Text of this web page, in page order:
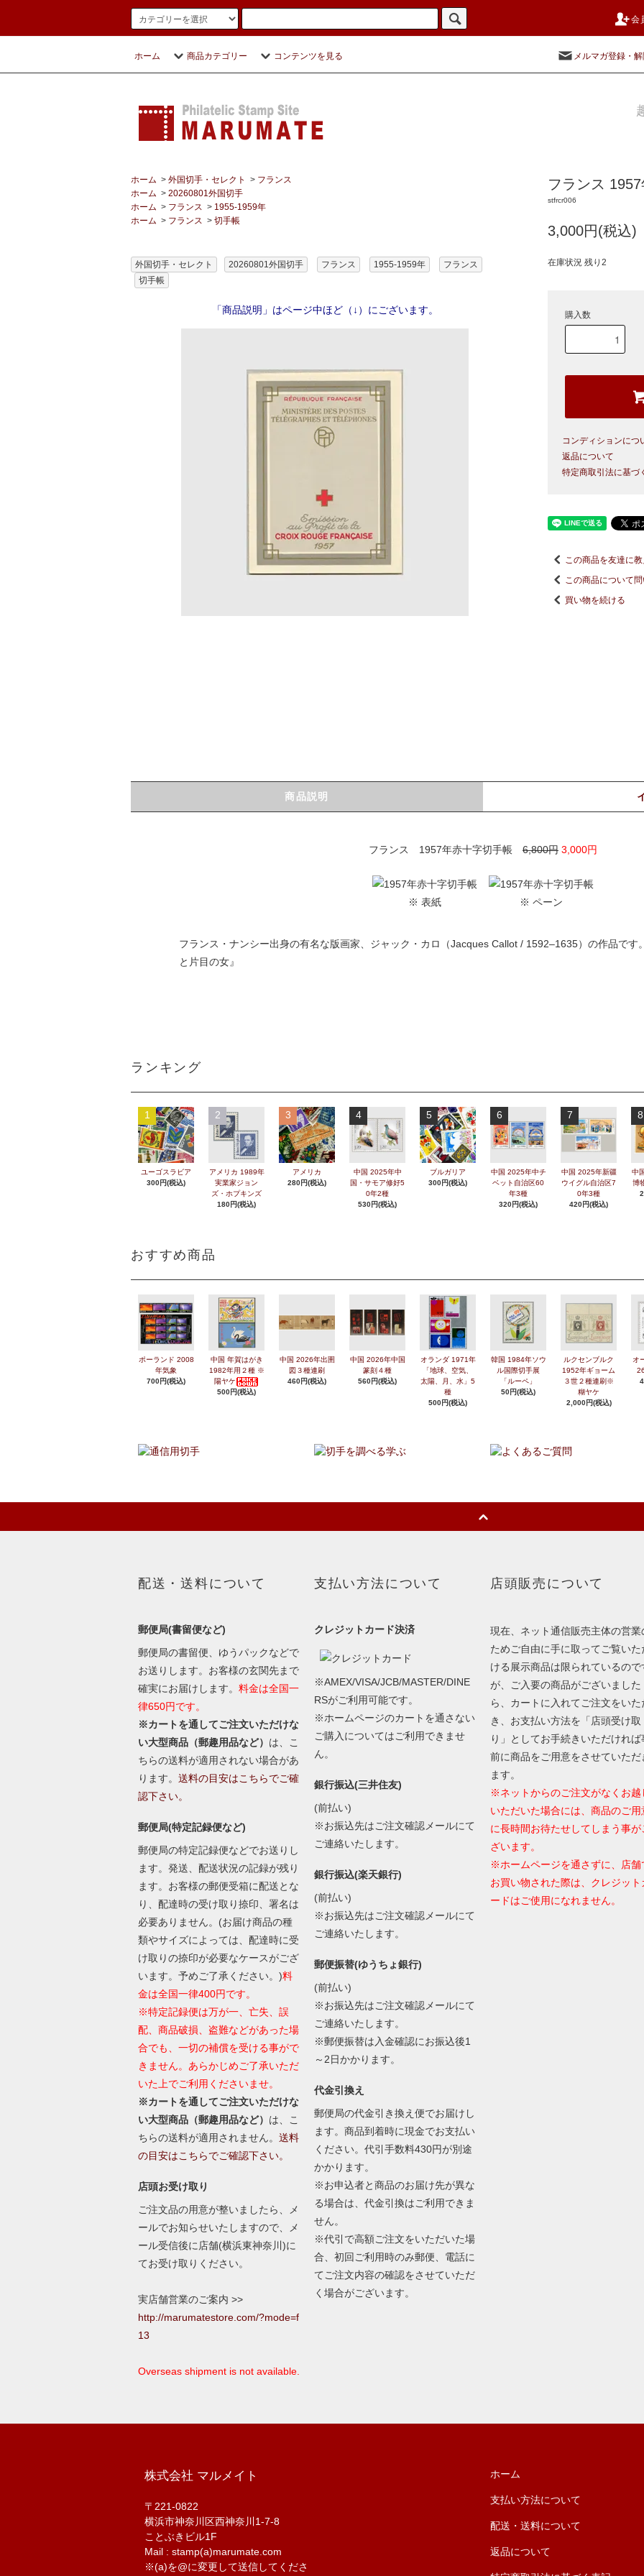
会
ホーム 商品カテゴリー コンテンツを見る メルマガ登録・
ホーム > 外国切手・セレクト > フランス
ホーム > 20260801外国切手
ホーム > フランス > 1955-1959年
ホーム > フランス > 切手帳
外国切手・セレクト 20260801外国切手 フランス 1955-1959年
フランス
切手帳
「商品説明」はページ中ほど（↓）にございます。
フランス
stfrcr006
3,000円(税込)
在庫状況 残り2
購入数
コンディションにつ
返品について
特定商取引法に基づ
この商品を友達に教
この商品について
買い物を続ける
商品説明
フランス 1957年赤十字切手帳 6,800円 3,000円
※ 表紙 ※ ペーン
フランス・ナンシー出身の有名な版画家、ジャック・カロ（Jacques Callot / 1592–1635）の作品で
と片目の女』
ランキング
1
ユーゴスラビア
300円(税込)
2
アメリカ 1989年
実業家ジョン
ズ・ホプキンズ
180円(税込)
3
アメリカ
280円(税込)
4
中国 2025年中
国・サモア修好5
0年2種
530円(税込)
5
ブルガリア
300円(税込)
6
中国 2025年中チ
ベット自治区60
年3種
320円(税込)
7
中国 2025年新疆
ウイグル自治区7
0年3種
420円(税込)
8
中
博
おすすめ商品
ポーランド 2008
年気象
700円(税込)
中国 年賀はがき
1982年用２種 ※
陽ヤケ
500円(税込)
中国 2026年出圉
図３種連刷
460円(税込)
中国 2026年中国
篆刻４種
560円(税込)
オランダ 1971年
「地球、空気、
太陽、月、水」5
種
500円(税込)
韓国 1984年ソウ
ル国際切手展
「ルーペ」
50円(税込)
ルクセンブルク
1952年ギョーム
３世２種連刷※
糊ヤケ
2,000円(税込)
オ
配送・送料について
郵便局(書留便など)
郵便局の書留便、ゆうパックなどで
お送りします。お客様の玄関先まで
確実にお届けします。 料金は全国一
律650円です。
※カートを通してご注文いただけな
い大型商品（郵趣用品など） は、こ
ちらの送料が適用されない場合があ
ります。 送料の目安はこちらでご確
認下さい。
郵便局(特定記録便など)
郵便局の特定記録便などでお送りし
ます。発送、配送状況の記録が残り
ます。お客様の郵便受箱に配送とな
り、配達時の受け取り捺印、署名は
必要ありません。(お届け商品の種
類やサイズによっては、配達時に受
け取りの捺印が必要なケースがござ
います。予めご了承ください。)料
金は全国一律400円です。
※特定記録便は万が一、亡失、誤
配、商品破損、盗難などがあった場
合でも、一切の補償を受ける事がで
きません。あらかじめご了承いただ
いた上でご利用くださいませ。
※カートを通してご注文いただけな
い大型商品（郵趣用品など） は、こ
ちらの送料が適用されません。 送料
の目安はこちらでご確認下さい。
店頭お受け取り
ご注文品の用意が整いましたら、メ
ールでお知らせいたしますので、メ
ール受信後に店舗(横浜東神奈川)に
てお受け取りください。
実店舗営業のご案内 >>
http://marumatestore.com/?mode=f
13
Overseas shipment is not available.
支払い方法について
クレジットカード決済
※AMEX/VISA/JCB/MASTER/DINE
RSがご利用可能です。
※ホームページのカートを通さない
ご購入についてはご利用できませ
ん。
銀行振込(三井住友)
(前払い)
※お振込先はご注文確認メールにて
ご連絡いたします。
銀行振込(楽天銀行)
(前払い)
※お振込先はご注文確認メールにて
ご連絡いたします。
郵便振替(ゆうちょ銀行)
(前払い)
※お振込先はご注文確認メールにて
ご連絡いたします。
※郵便振替は入金確認にお振込後1
～2日かかります。
代金引換え
郵便局の代金引き換え便でお届けし
ます。商品到着時に現金でお支払い
ください。代引手数料430円が別途
かかります。
※お申込者と商品のお届け先が異な
る場合は、代金引換はご利用できま
せん。
※代引で高額ご注文をいただいた場
合、初回ご利用時のみ郵便、電話に
てご注文内容の確認をさせていただ
く場合がございます。
店頭販売について
現在、ネット通信販売主体の営業
ためご自由に手に取ってご覧いた
ける展示商品は限られているので
が、ご入要の商品がございました
ら、カートに入れてご注文をいた
き、お支払い方法を「店頭受け取
り」としてお手続きいただければ
前に商品をご用意をさせていただ
ます。
※ネットからのご注文がなくお越
いただいた場合には、商品のご用
に長時間お待たせしてしまう事が
ざいます。
※ホームページを通さずに、店舗
お買い物された際は、クレジット
ードはご使用になれません。
株式会社 マルメイト
〒221-0822
横浜市神奈川区西神奈川1-7-8
ことぶきビル1F
Mail : stamp(a)marumate.com
※(a)を@に変更して送信してくださ
ホーム
支払い方法について
配送・送料について
返品について